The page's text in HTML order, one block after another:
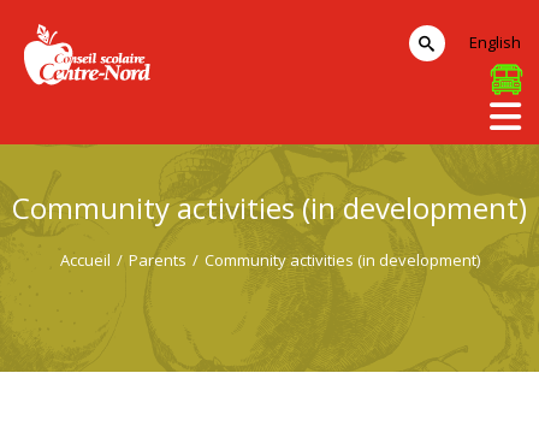
Community activities (in development)
Accueil / Parents / Community activities (in development)
English